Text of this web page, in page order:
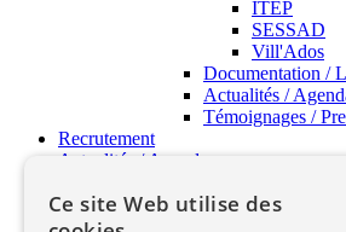
ITEP
SESSAD
Vill'Ados
Documentation /
Actualités /
Témoignages /
Recrutement
Actualités / Agenda
Ce site Web utilise des